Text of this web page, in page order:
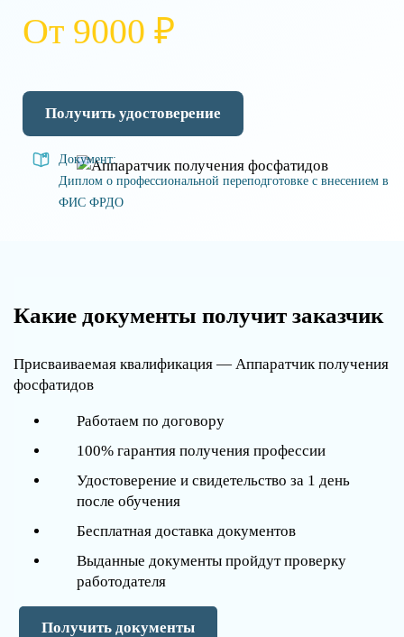
От 9000 ₽
Получить удостоверение
Документ:
Диплом о профессиональной переподготовке с внесением в
ФИС ФРДО
Какие документы получит заказчик
Присваиваемая квалификация — Аппаратчик получения
фосфатидов
Работаем по договору
100% гарантия получения профессии
Удостоверение и свидетельство за 1 день
после обучения
Бесплатная доставка документов
Выданные документы пройдут проверку
работодателя
Получить документы